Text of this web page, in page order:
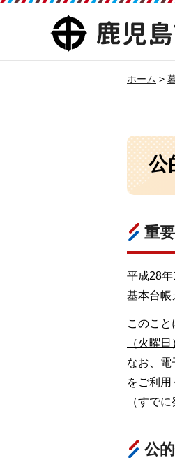
鹿児島市
ホーム >
公
重
平成28年
基本台帳
このこと
（火曜
なお、電
をご利用
（すで
公